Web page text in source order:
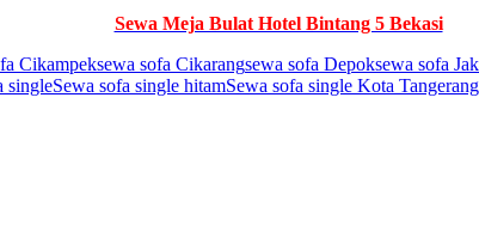
Sewa Meja Bulat Hotel Bintang 5 Bekasi
Cikampeksewa sofa Cikarangsewa sofa Depoksewa sofa
singleSewa sofa single hitamSewa sofa single Kota Tangerang